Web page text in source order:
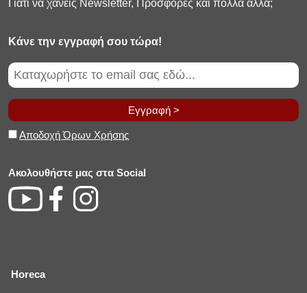
Γιατί να χανεις Newsletter, Προσφορές και πολλά άλλα;
Κάνε την εγγραφή σου τώρα!
Εγγραφή >
Αποδοχή Όρων Χρήσης
Ακολουθήστε μας στα Social
Horeca